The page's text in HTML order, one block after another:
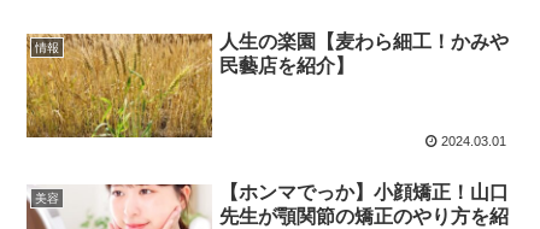
情報
人生の楽園【麦わら細工！かみや
民藝店を紹介】
2024.03.01
美容
【ホンマでっか】小顔矯正！山口
先生が顎関節の矯正のやり方を紹